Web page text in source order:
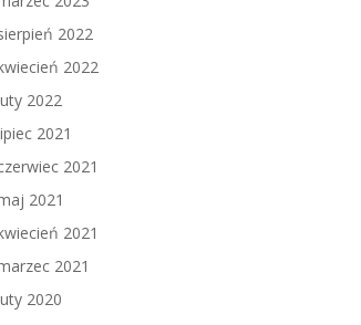
2022
2022
2022
2021
2021
2021
2021
2021
2020